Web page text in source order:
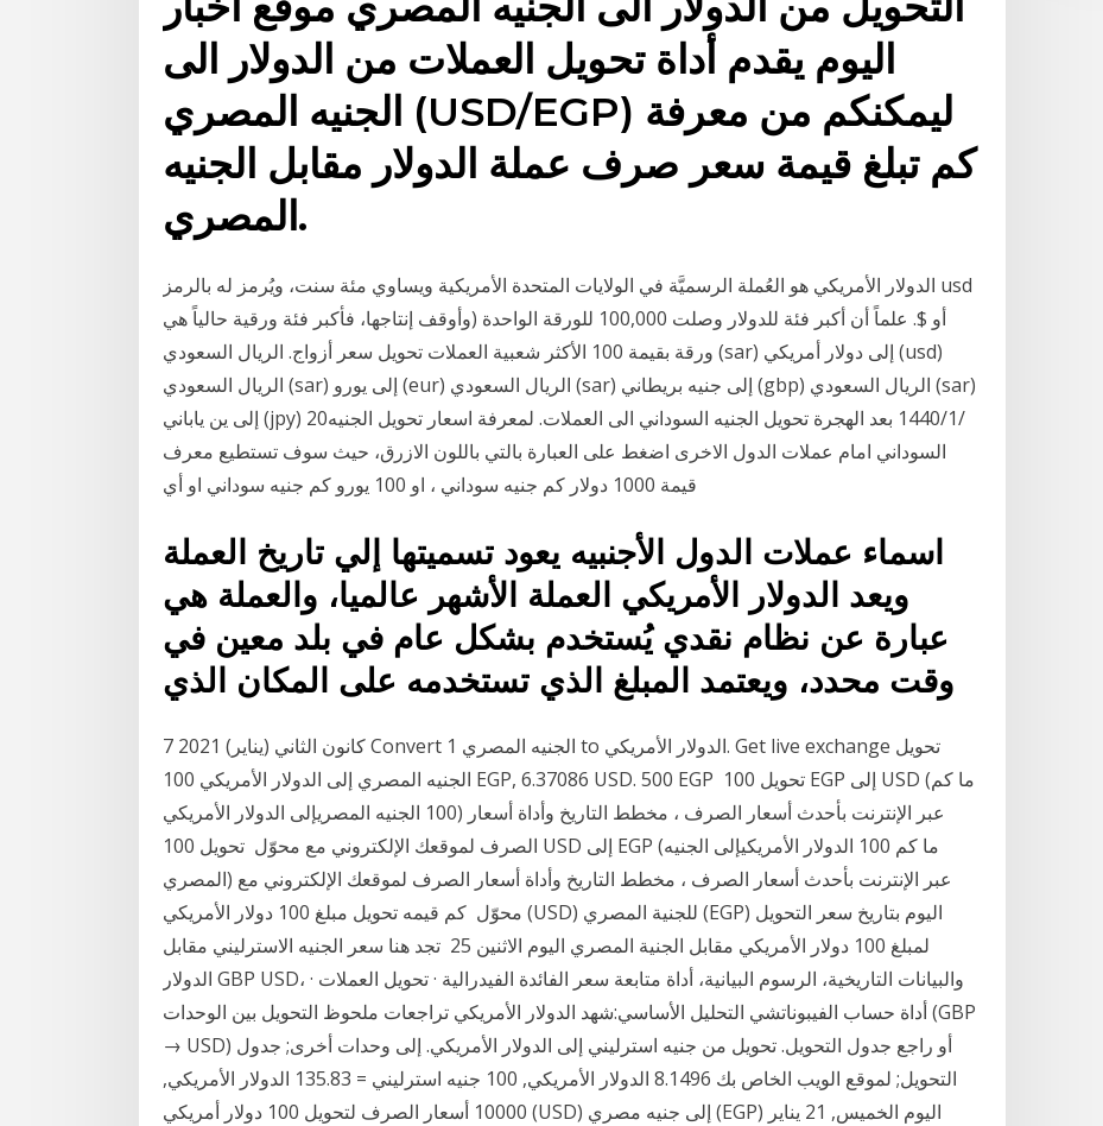
اليوم يقدم أداة تحويل العملات من الدولار الى
الجنيه المصري (USD/EGP) ليمكنكم من معرفة
كم تبلغ قيمة سعر صرف عملة الدولار مقابل الجنيه
المصري.
الدولار الأمريكي هو العُملة الرسميَّة في الولايات المتحدة الأمريكية ويساوي مئة سنت، ويُرمز له بالرمز usd
أو $. علماً أن أكبر فئة للدولار وصلت 100,000 للورقة الواحدة (وأوقف إنتاجها، فأكبر فئة ورقية حالياً هي
ورقة بقيمة 100 الأكثر شعبية العملات تحويل سعر أزواج. الريال السعودي (sar) إلى دولار أمريكي (usd)
الريال السعودي (sar) إلى يورو (eur) الريال السعودي (sar) إلى جنيه بريطاني (gbp) الريال السعودي (sar)
إلى ين ياباني (jpy) 20‏‏/1‏‏/1440 بعد الهجرة تحويل الجنيه السوداني الى العملات. لمعرفة اسعار تحويل الجنيه
السوداني امام عملات الدول الاخرى اضغط على العبارة بالتي باللون الازرق، حيث سوف تستطيع معرف
قيمة 1000 دولار كم جنيه سوداني ، او 100 يورو كم جنيه سوداني او أي
اسماء عملات الدول الأجنبيه يعود تسميتها إلي تاريخ العملة
ويعد الدولار الأمريكي العملة الأشهر عالميا، والعملة هي
عبارة عن نظام نقدي يُستخدم بشكل عام في بلد معين في
وقت محدد، ويعتمد المبلغ الذي تستخدمه على المكان الذي
7 كانون الثاني (يناير) 2021 Convert 1 الجنيه المصري to الدولار الأمريكي. Get live exchange تحويل
الجنيه المصري إلى الدولار الأمريكي 100 EGP, 6.37086 USD. 500 EGP تحويل 100 EGP إلى USD (ما كم
100 الجنيه المصريإلى الدولار الأمريكي) عبر الإنترنت بأحدث أسعار الصرف ، مخطط التاريخ وأداة أسعار
الصرف لموقعك الإلكتروني مع محوّل تحويل 100 USD إلى EGP (ما كم 100 الدولار الأمريكيإلى الجنيه
المصري) عبر الإنترنت بأحدث أسعار الصرف ، مخطط التاريخ وأداة أسعار الصرف لموقعك الإلكتروني مع
محوّل كم قيمه تحويل مبلغ 100 دولار الأمريكي (USD) للجنية المصري (EGP) اليوم بتاريخ سعر التحويل
لمبلغ 100 دولار الأمريكي مقابل الجنية المصري اليوم الاثنين 25 تجد هنا سعر الجنيه الاسترليني مقابل
الدولار GBP USD، والبيانات التاريخية، الرسوم البيانية، أداة متابعة سعر الفائدة الفيدرالية · تحويل العملات ·
أداة حساب الفيبوناتشي التحليل الأساسي:شهد الدولار الأمريكي تراجعات ملحوظ التحويل بين الوحدات (GBP
→ USD) أو راجع جدول التحويل. تحويل من جنيه استرليني إلى الدولار الأمريكي. إلى وحدات أخرى; جدول
التحويل; لموقع الويب الخاص بك 8.1496 الدولار الأمريكي, 100 جنيه استرليني = 135.83 الدولار الأمريكي,
10000 أسعار الصرف لتحويل 100 دولار أمريكي (USD) إلى جنيه مصري (EGP) اليوم الخميس, 21 يناير